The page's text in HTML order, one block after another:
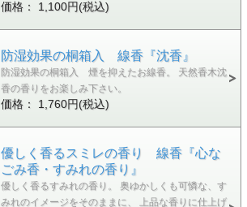
価格： 1,100円(税込)
防湿効果の桐箱入 線香『沈香』
防湿効果の桐箱入 煙を抑えたお線香。 天然香木沈
香の香りをお楽しみ下さい。
価格： 1,760円(税込)
優しく香るスミレの香り 線香『心な
ごみ香・すみれの香り』
優しく香るすみれの香り。 奥ゆかしくも可憐な、す
みれのイメージをそのままに、 上品な香りに仕上げ